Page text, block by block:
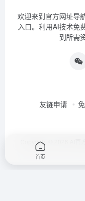
欢迎来到官方网址导
入口。利用AI技术免
到所需
友链申请
Copyright © 2026 AI
首页